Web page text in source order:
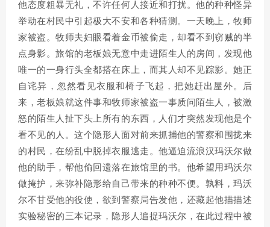
他态度粗暴无礼，不许任何人接近和打扰。他的种种怪异
举动在村民中引起极大不安和各种猜测。一天晚上，牧师
家被盗。牧师夫妇眼看着金币被偷走，却看不到窃贼的半
点身影。旅馆的老板娘无意中走进陌生人的房间，发现他
唯一的一身行头全都搭在床上，而其人却不见踪影。她正
自诧异，忽然看见衣服和椅子飞起，把她赶出屋外。后
来，老板娘就这件事和牧师家被盗一事质问陌生人，被激
怒的陌生人扯下头上所有的东西，人们才突然发现他是个
看不见的人。这个隐形人面对前来抓捕他的警察和围拢来
的村民，在纷乱中脱掉衣服逃走。他逼迫流浪汉玛沃尔做
他的助手，帮他偷回遗落在旅馆里的书。他希望用玛沃尔
做掩护，来弥补隐形给自己带来的种种不便。孰料，玛沃
尔不甘受他的役使，欲到警察局告发他，还藏起他描描述
实验秘密的三本记录，隐形人追捉玛沃尔，在此过程中被